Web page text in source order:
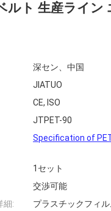
ルト 生産ライン
深セン、中国
JIATUO
CE, ISO
JTPET-90
Specification of
1セット
交渉可能
細:
プラスチックフィ